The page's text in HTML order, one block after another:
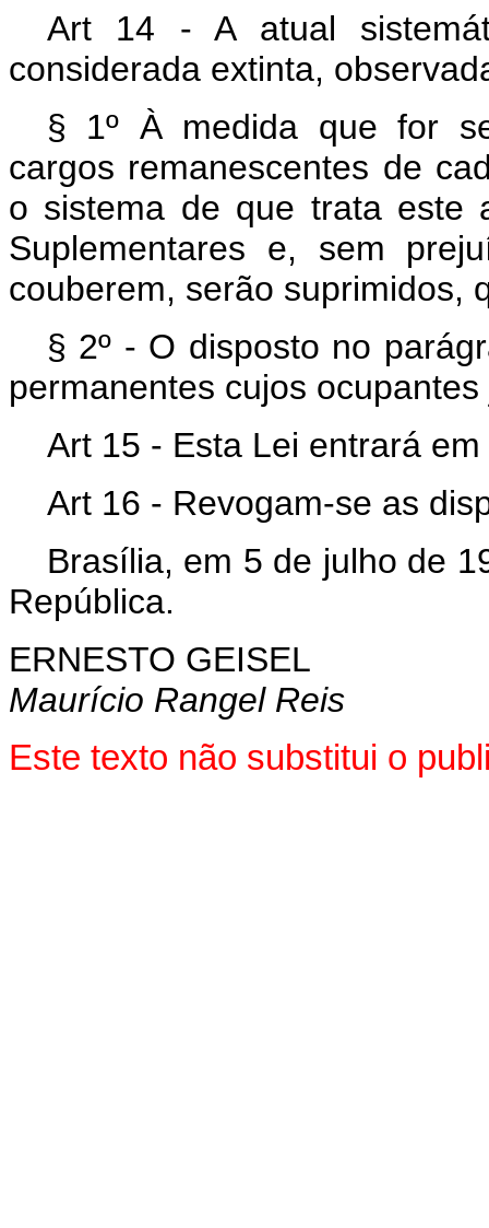
Art 14 - A atual
considerada extinta,
§ 1º À medida que for
cargos remanescentes de
o sistema de que trata este
Suplementares e, sem
couberem, serão suprimidos,
§ 2º - O disposto no
permanentes cujos
Art 15 - Esta Lei entrará
Art 16 - Revogam-se as
Brasília, em 5 de julho de
República.
ERNESTO GEISEL
Maurício Rangel Reis
Este texto não substitui o